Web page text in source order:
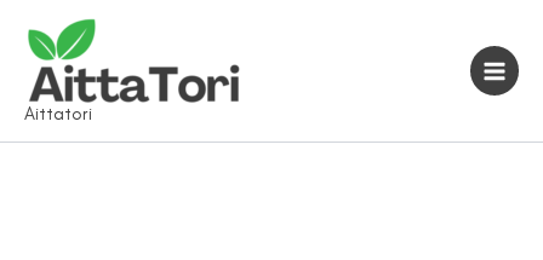
sisältöön
Aittatori